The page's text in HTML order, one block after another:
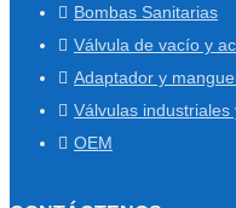
Bombas Sanitarias
Válvula de vacío y
Adaptador y
Válvulas
OEM